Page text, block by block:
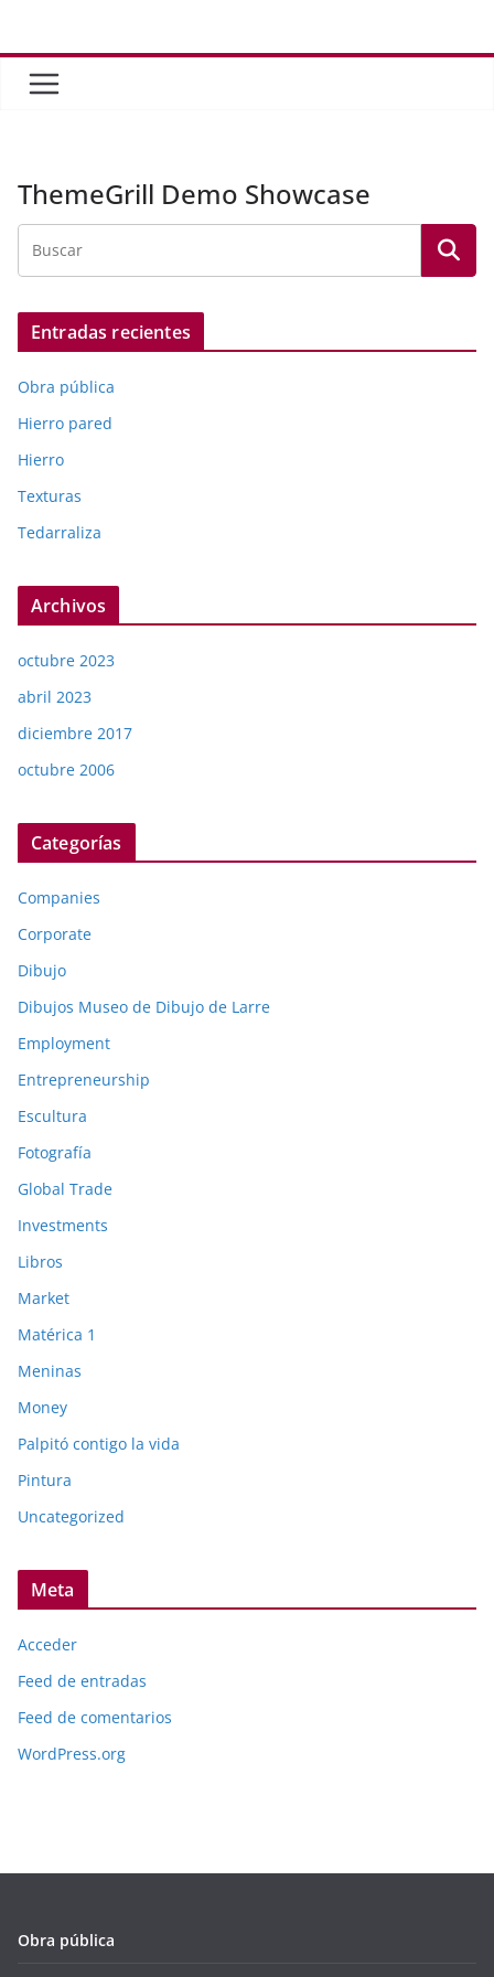
contenido
ThemeGrill Demo Showcase
Entradas recientes
Obra pública
Hierro pared
Hierro
Texturas
Tedarraliza
Archivos
octubre 2023
abril 2023
diciembre 2017
octubre 2006
Categorías
Companies
Corporate
Dibujo
Dibujos Museo de Dibujo de Larre
Employment
Entrepreneurship
Escultura
Fotografía
Global Trade
Investments
Libros
Market
Matérica 1
Meninas
Money
Palpitó contigo la vida
Pintura
Uncategorized
Meta
Acceder
Feed de entradas
Feed de comentarios
WordPress.org
Obra pública